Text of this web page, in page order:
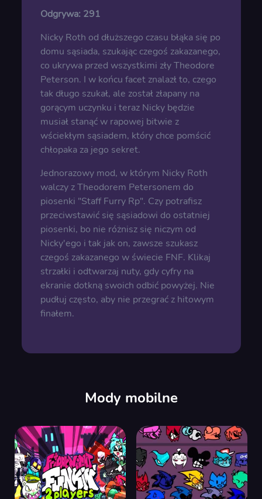
Odgrywa: 291
Nicky Roth od dłuższego czasu błąka się po
domu sąsiada, szukając czegoś zakazanego,
co ukrywa przed wszystkimi zły Theodore
Peterson. I w końcu facet znalazł to, czego
tak długo szukał, ale został złapany na
gorącym uczynku i teraz Nicky będzie
musiał stanąć w rapowej bitwie z
wściekłym sąsiadem, który chce pomścić
chłopaka za jego sekret.
Jednorazowy mod, w którym Nicky Roth
walczy z Theodorem Petersonem do
piosenki "Staff Furry Rp". Czy potrafisz
przeciwstawić się sąsiadowi do ostatniej
piosenki, bo nie różnisz się niczym od
Nicky'ego i tak jak on, zawsze szukasz
czegoś zakazanego w świecie FNF. Klikaj
strzałki i odtwarzaj nuty, gdy cyfry na
ekranie dotkną swoich odbić powyżej. Nie
pudłuj często, aby nie przegrać z hitowym
finałem.
Mody mobilne